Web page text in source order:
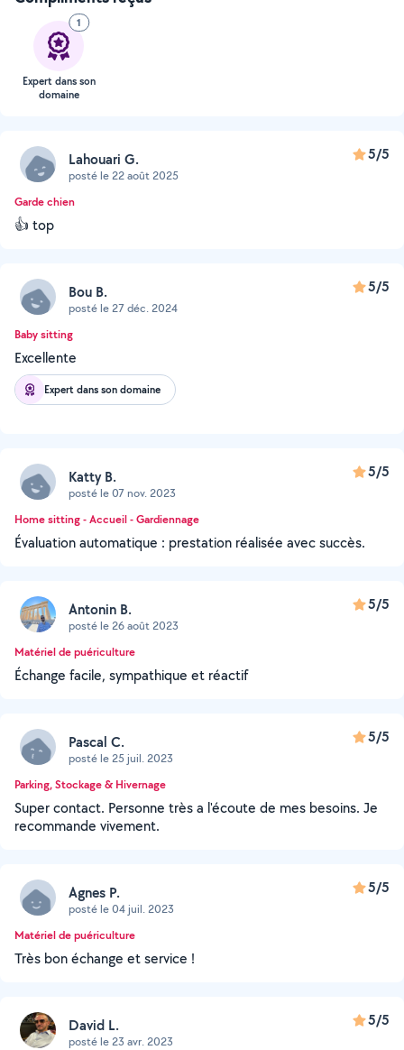
1
Expert dans son
domaine
Lahouari G.
posté le 22 août 2025
5/5
Garde chien
👍 top
Bou B.
posté le 27 déc. 2024
5/5
Baby sitting
Excellente
Expert dans son domaine
Katty B.
posté le 07 nov. 2023
5/5
Home sitting - Accueil - Gardiennage
Évaluation automatique : prestation réalisée avec succès.
Antonin B.
posté le 26 août 2023
5/5
Matériel de puériculture
Échange facile, sympathique et réactif
Pascal C.
posté le 25 juil. 2023
5/5
Parking, Stockage & Hivernage
Super contact. Personne très a l'écoute de mes besoins. Je
recommande vivement.
Agnes P.
posté le 04 juil. 2023
5/5
Matériel de puériculture
Très bon échange et service !
David L.
posté le 23 avr. 2023
5/5